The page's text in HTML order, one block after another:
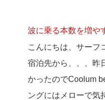
波に乗る本数を増や
こんにちは、サーフ
宿泊先から、、、昨
かったのでCoolum
ングにはメローで気